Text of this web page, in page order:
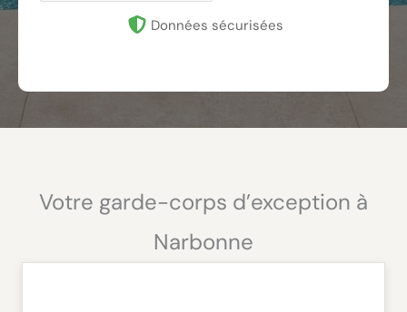
Données sécurisées
Votre garde-corps d’exception à
Narbonne